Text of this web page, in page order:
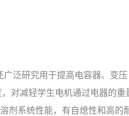
泛研究用于提高电容器、变压
对减轻学生电机通过电器的重
剂系统性能，有自熄性和高的